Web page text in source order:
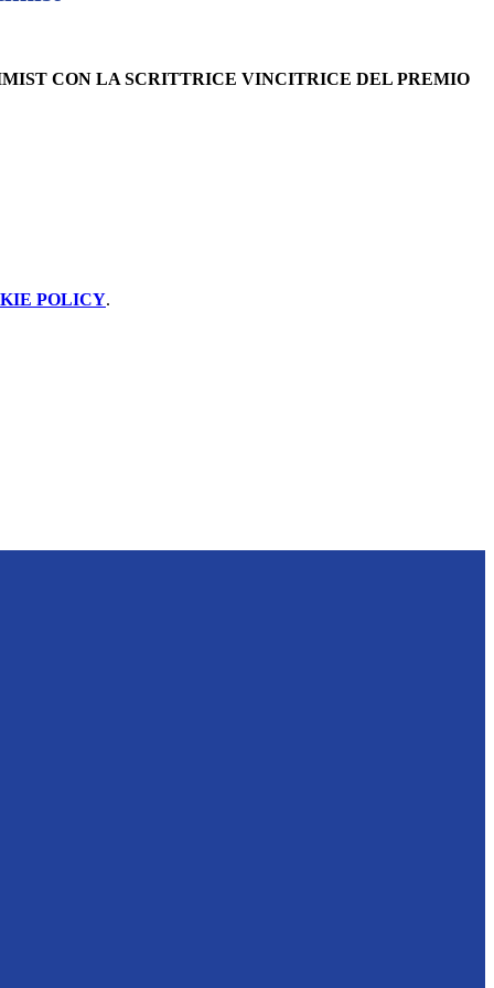
CON LA SCRITTRICE VINCITRICE DEL PREMIO
POLICY.